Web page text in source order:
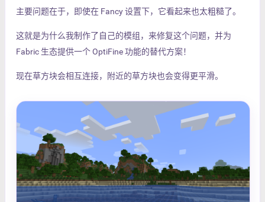
主要问题在于，即使在 Fancy 设置下，它看起来也太粗糙了。
这就是为什么我制作了自己的模组，来修复这个问题，并为
Fabric 生态提供一个 OptiFine 功能的替代方案！
现在草方块会相互连接，附近的草方块也会变得更平滑。